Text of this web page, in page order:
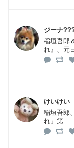
ジーナ
稲垣吾郎
れ』、元
けいけい
稲垣吾郎
れ」第